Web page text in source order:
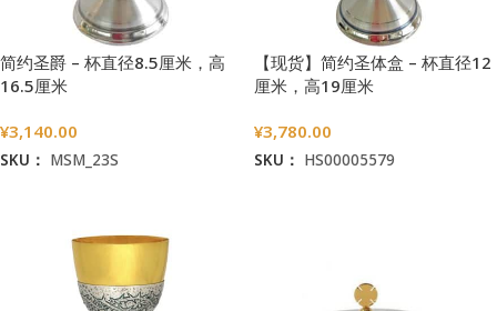
简约圣爵 – 杯直径8.5厘米，高
16.5厘米
¥3,140.00
SKU： MSM_23S
【现货】简约圣体盒 – 杯直径12
厘米，高19厘米
¥3,780.00
SKU： HS00005579